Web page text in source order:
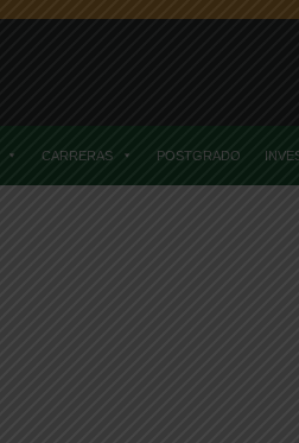
CARRERAS POSTGRADO